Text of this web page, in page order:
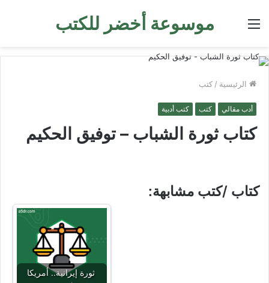
موسوعة أخضر للكتب القائمة
الرئيسية / كتب
أدب مقالي كتب كتب أدبية
كتاب ثورة الشباب – توفيق الحكيم
كتاب /كتب مشابهة:
ثورة إيرانية.. أمريكا